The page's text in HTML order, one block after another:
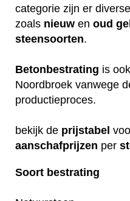
categorie zijn er diverse
zoals nieuw en oud
steensoorten.
Betonbestrating is
Noordbroek vanwege
productieproces.
bekijk de prijstabel
aanschafprijzen per
Soort bestrating